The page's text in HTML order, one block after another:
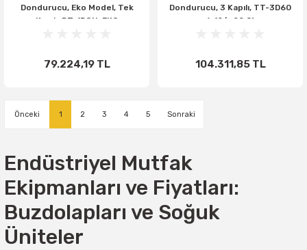
Dondurucu, Eko Model, Tek
Kapılı, DT-1DGN-EKO
79.224,19 TL
Dondurucu, 3 Kapılı, TT-3D60
(-10/ -20 C)
104.311,85 TL
1 2 3 4 5
Endüstriyel Mutfak
Ekipmanları ve Fiyatları:
Buzdolapları ve Soğuk
Üniteler